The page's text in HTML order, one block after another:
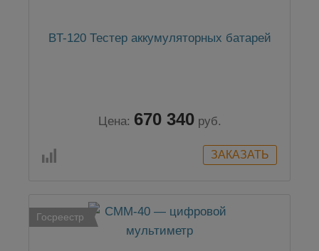
BT-120 Тестер аккумуляторных батарей
Цена: 670 340 руб.
Госреестр